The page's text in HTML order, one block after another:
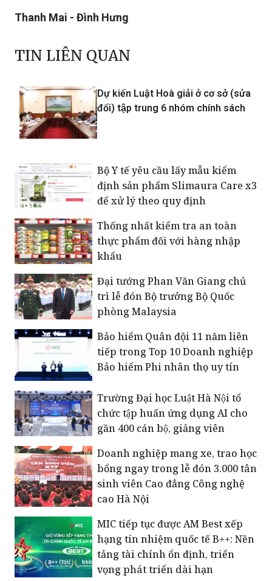
Thanh Mai - Đình Hưng
TIN LIÊN QUAN
Dự kiến Luật Hoà giải ở cơ sở (sửa
đổi) tập trung 6 nhóm chính sách
Bộ Y tế yêu cầu lấy mẫu kiểm
định sản phẩm Slimaura Care x3
để xử lý theo quy định
Thống nhất kiểm tra an toàn
thực phẩm đối với hàng nhập
khẩu
Đại tướng Phan Văn Giang chủ
trì lễ đón Bộ trưởng Bộ Quốc
phòng Malaysia
Bảo hiểm Quân đội 11 năm liên
tiếp trong Top 10 Doanh nghiệp
Bảo hiểm Phi nhân thọ uy tín
Trường Đại học Luật Hà Nội tổ
chức tập huấn ứng dụng AI cho
gần 400 cán bộ, giảng viên
Doanh nghiệp mang xe, trao học
bổng ngay trong lễ đón 3.000 tân
sinh viên Cao đẳng Công nghệ
cao Hà Nội
MIC tiếp tục được AM Best xếp
hạng tín nhiệm quốc tế B++: Nền
tảng tài chính ổn định, triển
vọng phát triển dài hạn